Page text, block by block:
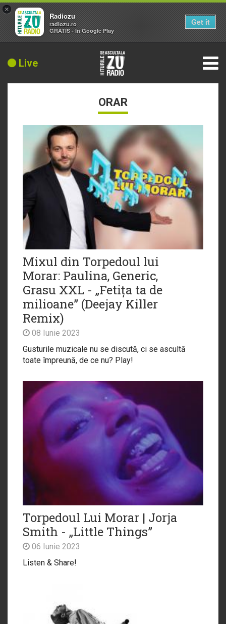
Live
ORAR
Mixul din Torpedoul lui
Morar: Paulina, Generic,
Grasu XXL - „Fetița ta de
milioane” (Deejay Killer
Remix)
08 Iunie 2023
Gusturile muzicale nu se discută, ci se ascultă
toate împreună, de ce nu? Play!
Torpedoul Lui Morar | Jorja
Smith - „Little Things”
06 Iunie 2023
Listen & Share!
×
Radiozu
radiozu.ro
GRATIS - In Google Play
Get it